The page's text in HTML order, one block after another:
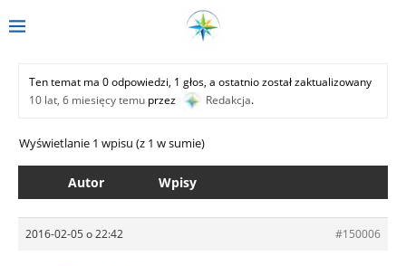
Ten temat ma 0 odpowiedzi, 1 głos, a ostatnio został zaktualizowany
10 lat, 6 miesięcy temu przez Redakcja.
Wyświetlanie 1 wpisu (z 1 w sumie)
Autor Wpisy
2016-02-05 o 22:42 #150006